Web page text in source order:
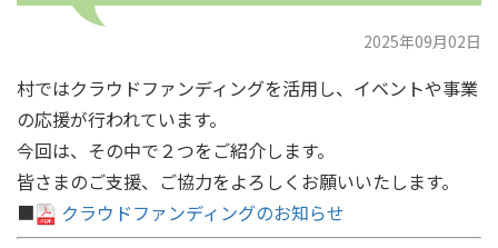
2025年09月02日
村ではクラウドファンディングを活用し、イベントや事業
の応援が行われています。
今回は、その中で２つをご紹介します。
皆さまのご支援、ご協力をよろしくお願いいたします。
■
クラウドファンディングのお知らせ